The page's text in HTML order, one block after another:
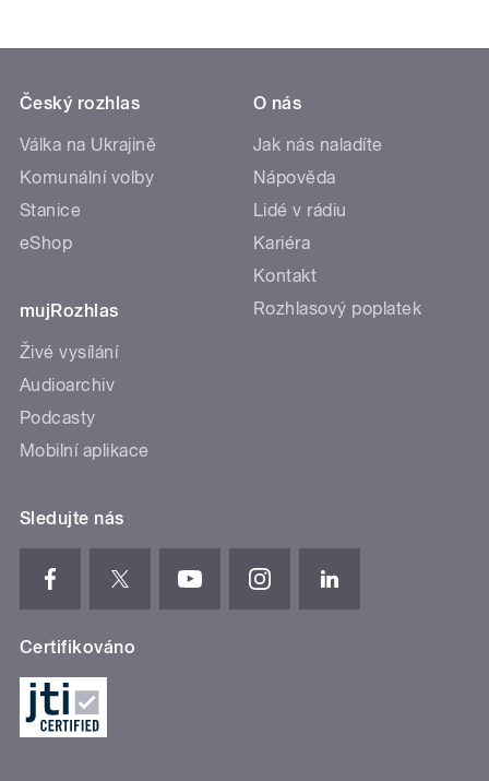
Český rozhlas
Válka na Ukrajině
Komunální volby
Stanice
eShop
mujRozhlas
Živé vysílání
Audioarchiv
Podcasty
Mobilní aplikace
O nás
Jak nás naladíte
Nápověda
Lidé v rádiu
Kariéra
Kontakt
Rozhlasový poplatek
Sledujte nás
Certifikováno